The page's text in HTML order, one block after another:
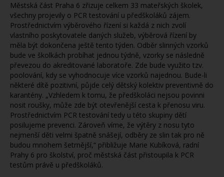
Městská část Praha 6 zřizuje celkem 33 mateřských školek,
všechny projevily o PCR testování u předškoláků zájem.
Prostřednictvím výběrového řízení si každá z nich zvolí
vlastního poskytovatele daných služeb, výběrová řízení by
měla být dokončena ještě tento týden. Odběr slinných vzorků
bude ve školkách probíhat jednou týdně, vzorky se následně
převezou do akreditované laboratoře. Zde bude využito tzv.
poolování, kdy se vyhodnocuje více vzorků najednou. Bude-li
některé dítě pozitivní, půjde celý dětský kolektiv preventivně do
karantény. „Vzhledem k tomu, že předškoláci nejsou povinni
nosit roušky, může zde být otevřenější cesta k přenosu viru.
Prostřednictvím PCR testování tedy u této skupiny dětí
posilujeme prevenci. Zároveň víme, že výtěry z nosu tyto
nejmenší děti velmi špatně snášejí, odběry ze slin tak pro ně
budou mnohem šetrnější,“ přibližuje Marie Kubíková, radní
Prahy 6 pro školství, proč městská část přistoupila k PCR
testům právě u předškoláků.